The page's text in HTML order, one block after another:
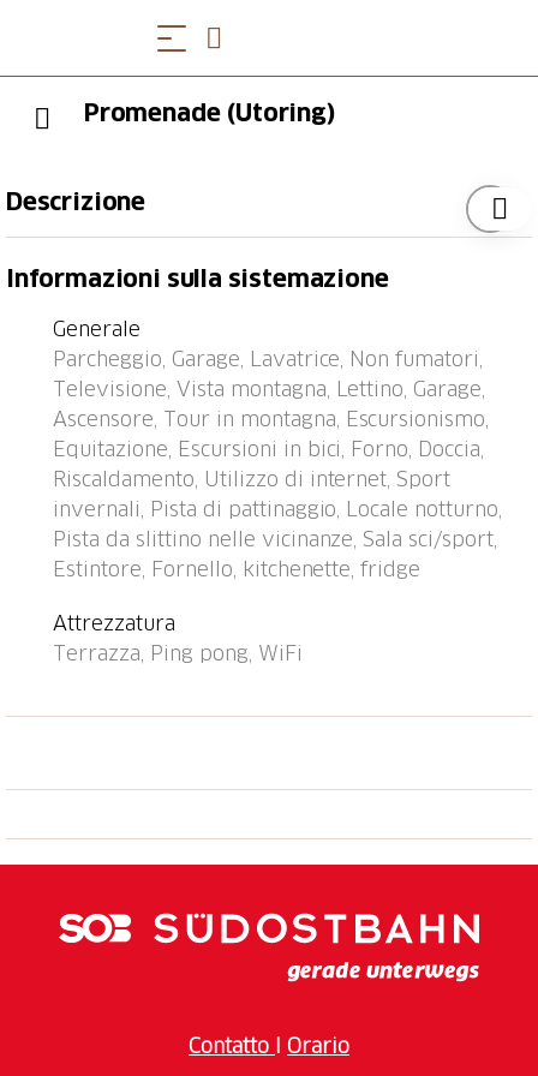
Promenade (Utoring)
Descrizione
500 m dal centro, posizione tranquilla. Nella casa: sala
sci, riscaldamento centralizzato, lavatrice (in comune).
Accesso fino alla casa (strada di montagna). In inverno
per favore portare le catene da neve, in inverno
consigliato 4x4. Parcheggio (numero posti limitato,
extra) presso la casa, autorimessa (extra), garage
pubblico a 800 m. Negozio 500 m, fermata bus
"Arosa, Rathaus" 400 m, stazione ferroviaria "Arosa" 1
km. Impianti di risalita, piste da sci, pista per slitte
500 m. Possibilità di servizio consegna a domicilio.
Sentieri per belle passeggiate direttamente dalla
casa. Attenzione: Parcheggio o garage su richiesta,
contattare il responsabile delle chiavi: Parcheggio
Skipass alla reception.
Informazioni sulla sistemazione
Generale
Parcheggio, Garage, Lavatrice, Non fumatori,
Televisione, Vista montagna, Lettino, Garage,
Ascensore, Tour in montagna, Escursionismo,
Equitazione, Escursioni in bici, Forno, Doccia,
Riscaldamento, Utilizzo di internet, Sport
invernali, Pista di pattinaggio, Locale notturno,
Pista da slittino nelle vicinanze, Sala sci/sport,
Estintore, Fornello, kitchenette, fridge
Attrezzatura
Terrazza, Ping pong, WiFi
Contatto Orario